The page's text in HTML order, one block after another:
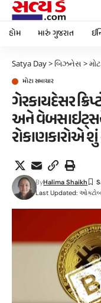
હોમ મારું ગુજરાત
Satya Day>બિઝનેસ >
મોટા સમાચાર
ગેરકાયદેસર
અને
રોકાણકારોએ
Last Updated:
ByHalima Shaikh